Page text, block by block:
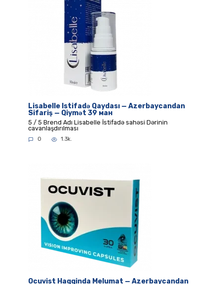
Lisabelle Istifadə Qaydası — Azerbaycandan
Sifariş — Qiymət 39 ман
5 / 5 Brend Adı Lisabelle İstifadə sahəsi Dərinin
cavanlaşdırılması
0 1.3k.
Ocuvist Haqqinda Melumat — Azerbaycandan